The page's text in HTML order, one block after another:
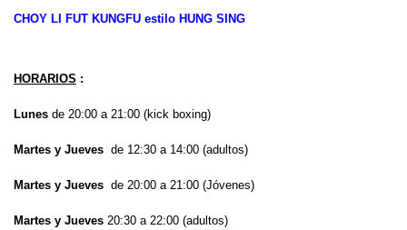
CHOY LI FUT KUNGFU estilo HUNG SING
HORARIOS :
Lunes de 20:00 a 21:00 (kick boxing)
Martes y Jueves de 12:30 a 14:00 (adultos)
Martes y Jueves de 20:00 a 21:00 (Jóvenes)
Martes y Jueves 20:30 a 22:00 (adultos)